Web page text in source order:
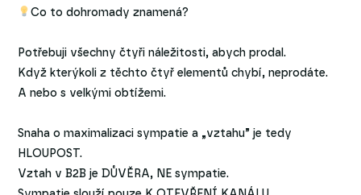
Co to dohromady znamená?
Potřebuji všechny čtyři náležitosti, abych prodal.
Když kterýkoli z těchto čtyř elementů chybí, neprodáte.
A nebo s velkými obtížemi.
Snaha o maximalizaci sympatie a „vztahu” je tedy
HLOUPOST.
Vztah v B2B je DŮVĚRA, NE sympatie.